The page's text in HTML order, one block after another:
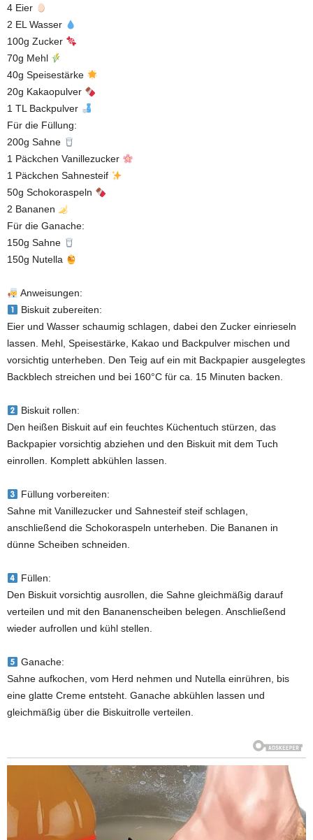
4 Eier
2 EL Wasser
100g Zucker
70g Mehl
40g Speisestärke
20g Kakaopulver
1 TL Backpulver
Für die Füllung:
200g Sahne
1 Päckchen Vanillezucker
1 Päckchen Sahnesteif
50g Schokoraspeln
2 Bananen
Für die Ganache:
150g Sahne
150g Nutella
Anweisungen:
Biskuit zubereiten:
Eier und Wasser schaumig schlagen, dabei den Zucker einrieseln
lassen. Mehl, Speisestärke, Kakao und Backpulver mischen und
vorsichtig unterheben. Den Teig auf ein mit Backpapier ausgelegtes
Backblech streichen und bei 160°C für ca. 15 Minuten backen.
Biskuit rollen:
Den heißen Biskuit auf ein feuchtes Küchentuch stürzen, das
Backpapier vorsichtig abziehen und den Biskuit mit dem Tuch
einrollen. Komplett abkühlen lassen.
Füllung vorbereiten:
Sahne mit Vanillezucker und Sahnesteif steif schlagen,
anschließend die Schokoraspeln unterheben. Die Bananen in
dünne Scheiben schneiden.
Füllen:
Den Biskuit vorsichtig ausrollen, die Sahne gleichmäßig darauf
verteilen und mit den Bananenscheiben belegen. Anschließend
wieder aufrollen und kühl stellen.
Ganache:
Sahne aufkochen, vom Herd nehmen und Nutella einrühren, bis
eine glatte Creme entsteht. Ganache abkühlen lassen und
gleichmäßig über die Biskuitrolle verteilen.